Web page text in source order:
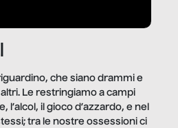
che siano drammi e
Le restringiamo a campi
l’alcol, il gioco d’azzardo, e nel
tra le nostre ossessioni ci